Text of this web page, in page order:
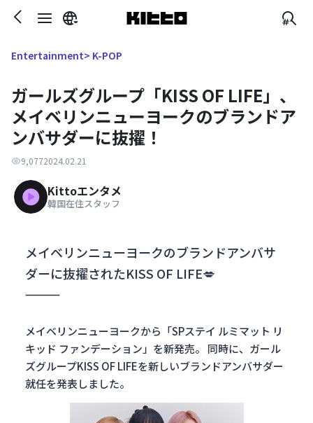
Entertainment> K-POP
ガールズグループ「KISS OF LIFE」、
メイベリンニューヨークのブランドア
ンバサダーに抜擢！
9,0772024.02.21
Kittoエンタメ
韓国在住スタッフ
メイベリンニューヨークのブランドアンバサ
ダーに抜擢されたKISS OF LIFE💋
メイベリンニューヨークから「SPステイ ルミマット リ
キッド ファンデーション」を新発売。 同時に、ガール
ズグループKISS OF LIFEを新しいブランドアンバサダー
就任を発表しました。